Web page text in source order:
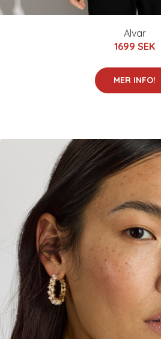
Alvar
1699 SEK
MER INFO!